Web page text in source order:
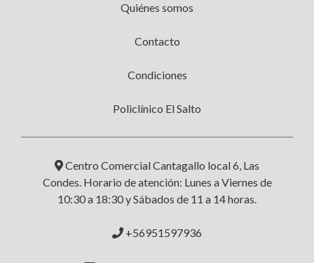
Quiénes somos
Contacto
Condiciones
Policlínico El Salto
Centro Comercial Cantagallo local 6, Las
Condes. Horario de atención: Lunes a Viernes de
10:30 a 18:30 y Sábados de 11 a 14 horas.
+56951597936